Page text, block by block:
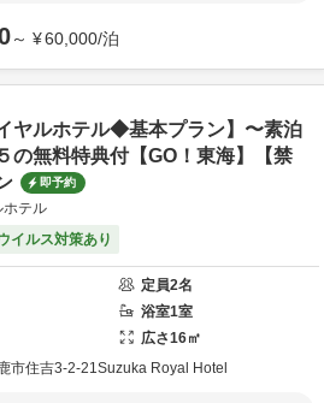
～ ¥60,000/泊
ヤルホテル◆基本プラン】〜素泊
の無料特典付【GO！東海】【禁
即予約
ホテル
イルス対策あり
定員2名
浴室1室
広さ16㎡
市住吉3-2-21Suzuka Royal Hotel